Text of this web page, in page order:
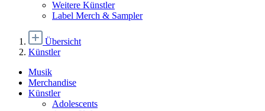
Weitere Künstler
Label Merch & Sampler
Übersicht
Künstler
Musik
Merchandise
Künstler
Adolescents